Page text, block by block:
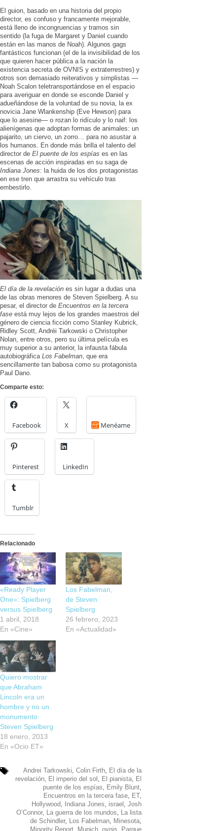
El guion, basado en una historia del propio
director, es confuso y francamente mejorable,
está lleno de incongruencias y tramos sin
sentido (la fuga de Margaret y Daniel cuando
están en las manos de Noah). Algunos gags
fantásticos funcionan (el de la invisibilidad de los
que quieren hacer pública a la nación la
existencia secreta de OVNIS y extraterrestres) y
otros son demasiado reiterativos y simplistas —
Noah Scalon teletransportándose en el espacio
para averiguar en donde se esconde Daniel y
adueñándose de la voluntad de su novia, la ex
novicia Jane Wlankenship (Eve Hewson) para
que lo asesine— o rozan lo ridículo y lo naif: los
alienígenas que adoptan formas de animales: un
pajarito, un ciervo, un zorro… para no asustar a
los humanos. En donde más brilla el talento del
director de El puente de los espías es en las
escenas de acción inspiradas en su saga de
Indiana Jones: la huida de los dos protagonistas
en ese tren que arrastra su vehículo tras
embestirlo.
El día de la revelación es sin lugar a dudas una
de las obras menores de Steven Spielberg. A su
pesar, el director de Encuentros en la tercera
fase está muy lejos de los grandes maestros del
género de ciencia ficción como Stanley Kubrick,
Ridley Scott, Andréi Tarkowski o Christopher
Nolan, entre otros, pero su última película es
muy superior a su anterior, la infausta fábula
autobiográfica Los Fabelman , que era
sencillamente tan babosa como su protagonista
Paul Dano.
Comparte esto:
Facebook X Menéame
Pinterest LinkedIn
Tumblr
Relacionado
«Ready Player
One»: Spielberg
versus Spielberg
1 abril, 2018
En «Cine»
Los Fabelman,
de Steven
Spielberg
26 febrero, 2023
En «Actualidad»
Quiero mostrar
que Abraham
Lincoln era un
hombre y no un
monumento:
Steven Spielberg
18 enero, 2013
En «Ocio ET»
Andrei Tarkowski, Colin Firth, El día de la
revelación, El imperio del sol , El pianista, El
puente de los espías, Emily Blunt,
Encuentros en la tercera fase, ET,
Hollywood, Indiana Jones, israel , Josh
O’Connor, La guerra de los mundos, La lista
de Schindler, Los Fabelman, Minesota,
Minority Report, Munich, ovnis Parque